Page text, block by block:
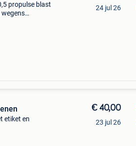
propulse blast
wegens
24 jul 26
etiket en
€ 40,00
23 jul 26